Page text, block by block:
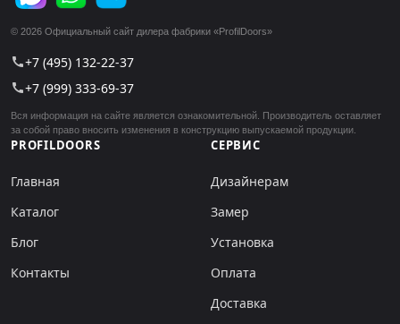
© 2026 Официальный сайт дилера фабрики «ProfilDoors»
call+7 (495) 132-22-37
call+7 (999) 333-69-37
Вся информация на сайте является ознакомительной. Производитель оставляет
за собой право вносить изменения в конструкцию выпускаемой продукции.
PROFILDOORS
Главная
Каталог
Блог
Контакты
СЕРВИС
Дизайнерам
Замер
Установка
Оплата
Доставка